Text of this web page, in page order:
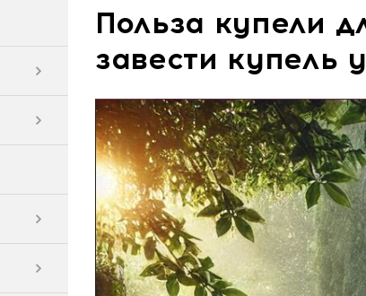
Польза купели
завести купель